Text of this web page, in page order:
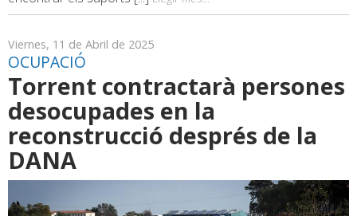
Viernes, 11 de Abril de 2025
OCUPACIÓ
Torrent contractarà persones
desocupades en la
reconstrucció després de la
DANA